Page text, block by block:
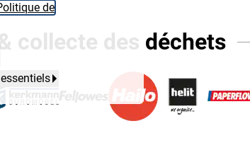
de
collecte des déchets